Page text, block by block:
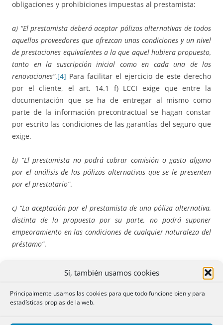
Sí, también usamos cookies
Principalmente usamos las cookies para que todo funcione bien y para
estadísticas propias de la web.
obligaciones y prohibiciones impuestas al prestamista:
a) “El prestamista deberá aceptar pólizas alternativas de todos
aquellos proveedores que ofrezcan unas condiciones y un nivel
de prestaciones equivalentes a la que aquel hubiera propuesto,
tanto en la suscripción inicial como en cada una de las
renovaciones”.[4] Para facilitar el ejercicio de este derecho
por el cliente, el art. 14.1 f) LCCI exige que entre la
documentación que se ha de entregar al mismo como
parte de la información precontractual se hagan constar
por escrito las condiciones de las garantías del seguro que
exige.
b) “El prestamista no podrá cobrar comisión o gasto alguno
por el análisis de las pólizas alternativas que se le presenten
por el prestatario”.
c) “La aceptación por el prestamista de una póliza alternativa,
distinta de la propuesta por su parte, no podrá suponer
empeoramiento en las condiciones de cualquier naturaleza del
préstamo”.
Esta última exigencia puede suscitar algunas dudas de
admisibilidad de la práctica de concesión de préstamos
con bonificaciones de interés ligadas a la contratación del
seguro, para resolver las cuales es necesario determinar si